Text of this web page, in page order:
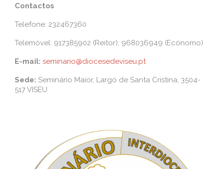
Contactos
Telefone: 232467360
Telemóvel: 917385902 (Reitor); 968036949 (Ecónomo)
E-mail: seminario@diocesedeviseu.pt
Sede: Seminário Maior, Largo de Santa Cristina, 3504-
517 VISEU